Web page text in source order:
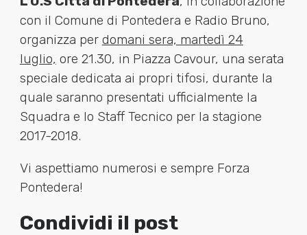
con il Comune di Pontedera e Radio Bruno,
organizza per domani sera, martedì 24
luglio, ore 21.30, in Piazza Cavour, una serata
speciale dedicata ai propri tifosi, durante la
quale saranno presentati ufficialmente la
Squadra e lo Staff Tecnico per la stagione
2017-2018.
Vi aspettiamo numerosi e sempre Forza
Pontedera!
Condividi il post